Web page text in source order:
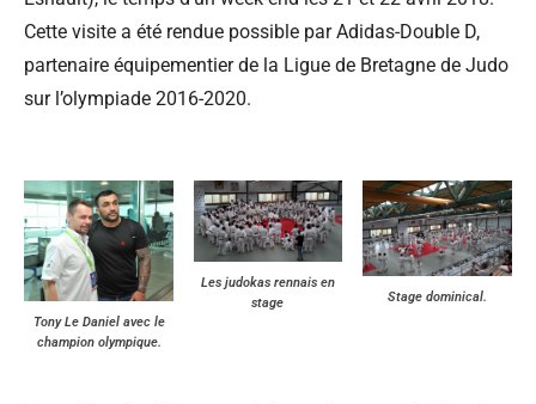
Cette visite a été rendue possible par Adidas-Double D,
partenaire équipementier de la Ligue de Bretagne de Judo
sur l’olympiade 2016-2020.
Tony Le Daniel avec le
champion olympique.
Les judokas rennais en
stage
Stage dominical.